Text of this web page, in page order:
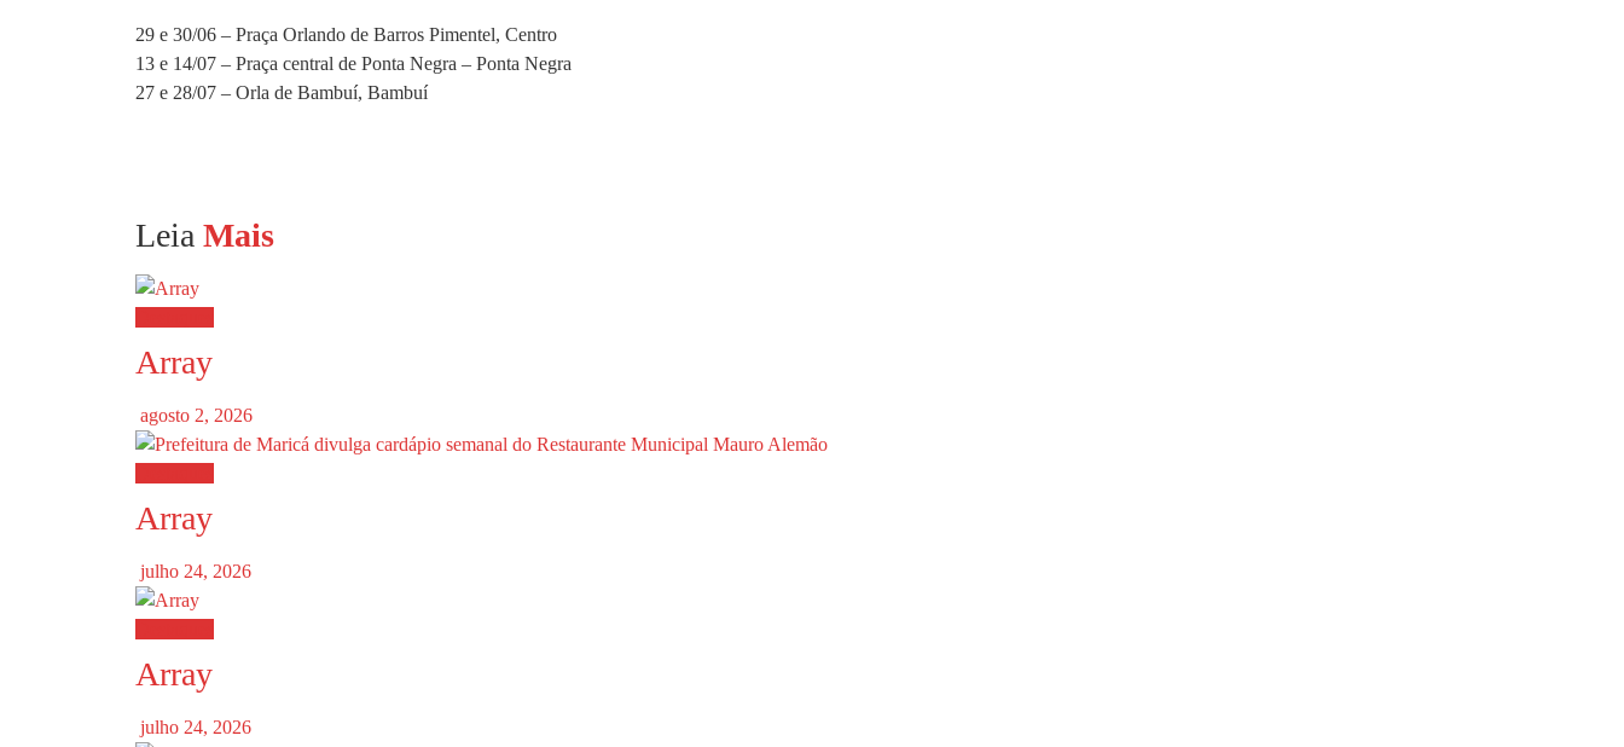
29 e 30/06 – Praça Orlando de Barros Pimentel, Centro
13 e 14/07 – Praça central de Ponta Negra – Ponta Negra
27 e 28/07 – Orla de Bambuí, Bambuí
Leia Mais
Array
agosto 2, 2026
Array
julho 24, 2026
Array
julho 24, 2026